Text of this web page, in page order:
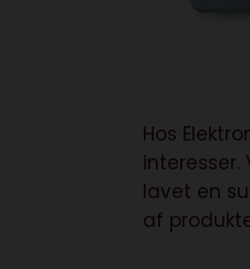
Hos
lavet en
af